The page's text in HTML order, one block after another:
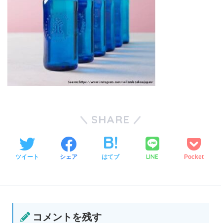
SHARE
ツイート シェア はてブ LINE Pocket
コメントを残す